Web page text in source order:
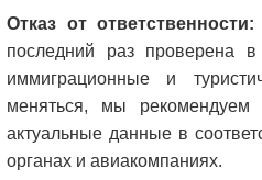
Отказ от ответственности:
последний раз проверена в
иммиграционные и
меняться, мы рекомендуем
актуальные данные в
органах и авиакомпаниях.